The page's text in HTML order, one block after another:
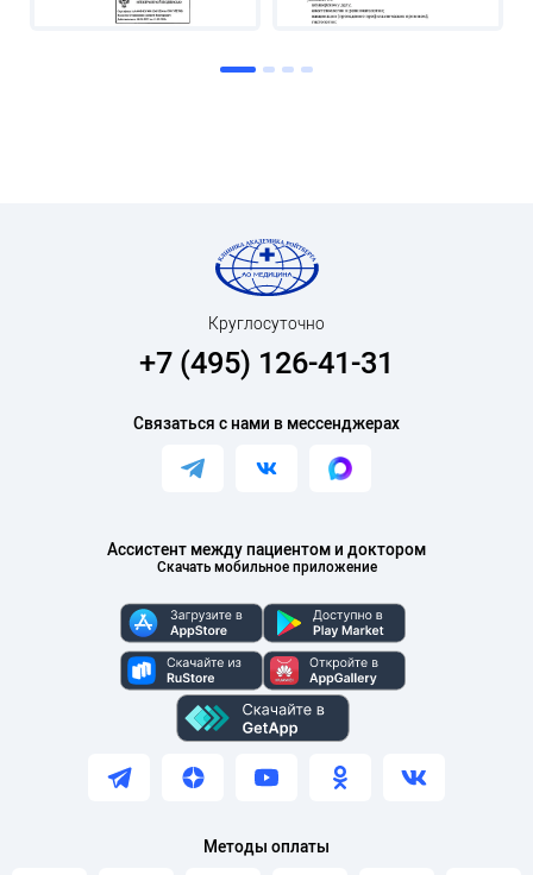
Ассистент между пациентом и доктором
Скачать мобильное приложение
Круглосуточно
+7 (495) 126-41-31
Связаться с нами в мессенджерах
Методы оплаты